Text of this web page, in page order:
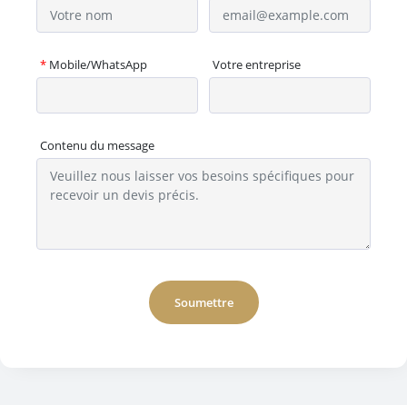
* Mobile/WhatsApp Votre entreprise
Contenu du message
Soumettre